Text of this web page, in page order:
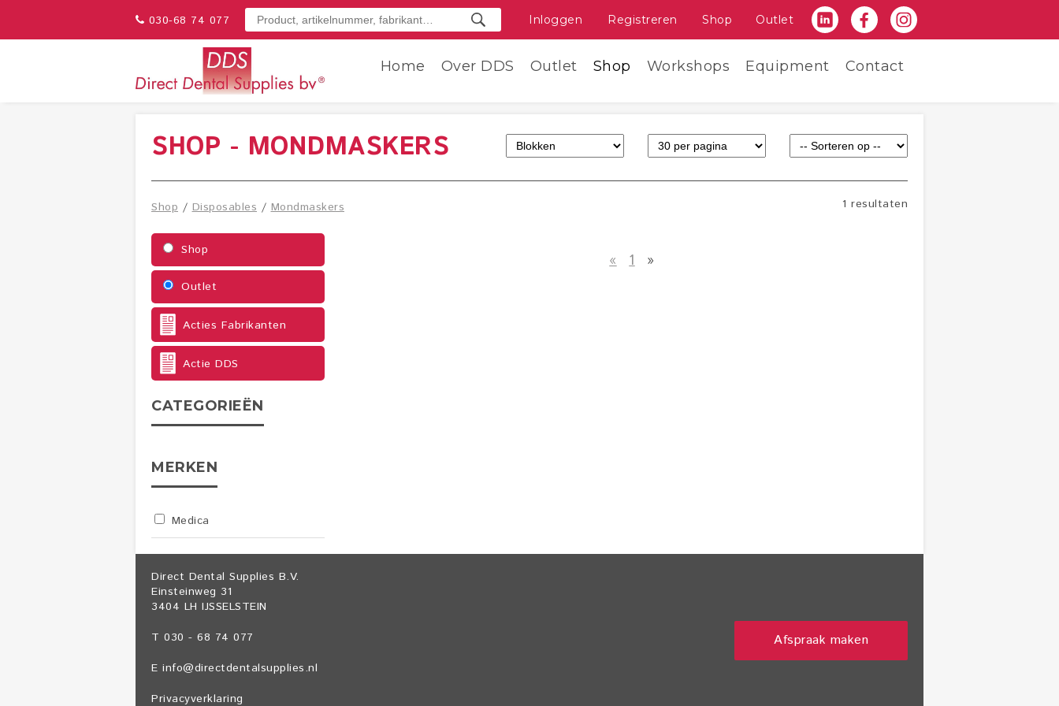
030-68 74 077 Inloggen Registreren Shop Outlet
Home Over DDS Outlet Shop Workshops Equipment Contact
SHOP - MONDMASKERS
1 resultaten
Shop /Disposables /Mondmaskers
Shop
Outlet
Acties Fabrikanten
Actie DDS
CATEGORIEËN
MERKEN
Medica
« 1 »
Direct Dental Supplies B.V.
Einsteinweg 31
3404 LH IJSSELSTEIN
T 030 - 68 74 077
E info@directdentalsupplies.nl
Privacyverklaring
Afspraak maken